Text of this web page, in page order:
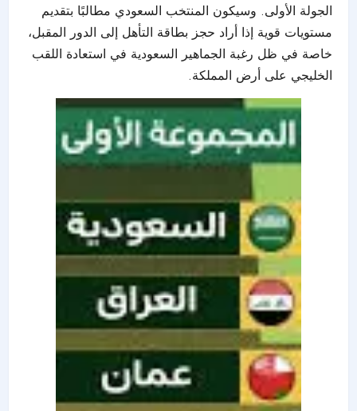
الجولة الأولى. وسيكون المنتخب السعودي مطالبًا بتقديم
مستويات قوية إذا أراد حجز بطاقة التأهل إلى الدور المقبل،
خاصة في ظل رغبة الجماهير السعودية في استعادة اللقب
الخليجي على أرض المملكة.